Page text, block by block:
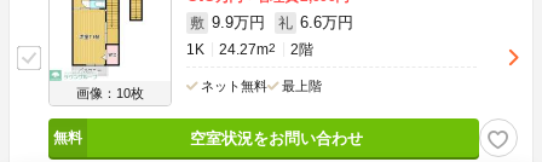
画像：10枚
敷 9.9万円 礼 6.6万円
1K 24.27m2 2階
ネット無料 最上階
空室状況をお問い合わせ